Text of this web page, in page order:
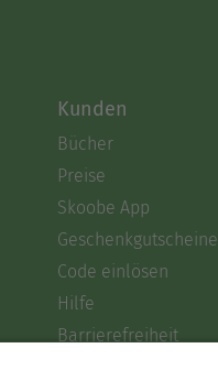
Kunden
Bücher
Preise
Skoobe App
Geschenkgutscheine
Code einlösen
Hilfe
Barrierefreiheit